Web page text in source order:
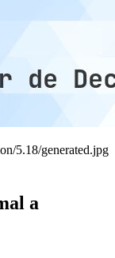
5.18/generated.jpg
a